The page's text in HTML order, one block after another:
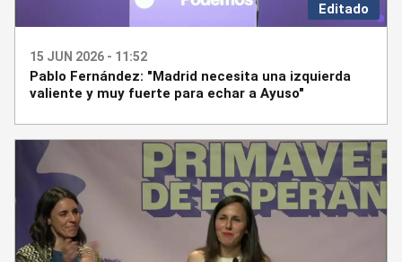
Editado
15 JUN 2026 - 11:52
Pablo Fernández: "Madrid necesita una izquierda
valiente y muy fuerte para echar a Ayuso"